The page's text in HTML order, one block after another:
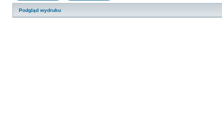
Nowy temat Odpowiedz w temacie
Podgląd wydruku